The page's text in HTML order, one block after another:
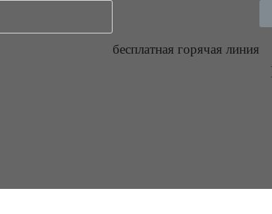
бесплатная горячая линия